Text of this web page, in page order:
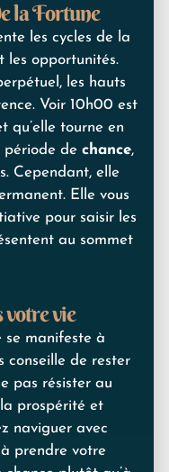
la Fortune
les cycles de la
les opportunités.
les hauts
Voir 10h00 est
qu’elle tourne en
période de chance,
Cependant, elle
Elle vous
pour saisir les
au sommet
votre vie
se manifeste à
conseille de rester
pas résister au
prospérité et
naviguer avec
à prendre votre